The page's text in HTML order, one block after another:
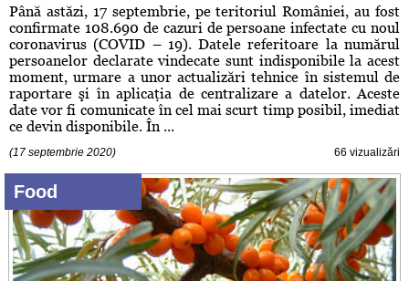
Până astăzi, 17 septembrie, pe teritoriul României, au fost
confirmate 108.690 de cazuri de persoane infectate cu noul
coronavirus (COVID – 19). Datele referitoare la numărul
persoanelor declarate vindecate sunt indisponibile la acest
moment, urmare a unor actualizări tehnice în sistemul de
raportare şi în aplicaţia de centralizare a datelor. Aceste
date vor fi comunicate în cel mai scurt timp posibil, imediat
ce devin disponibile. În ...
(17 septembrie 2020) 66 vizualizări
Food